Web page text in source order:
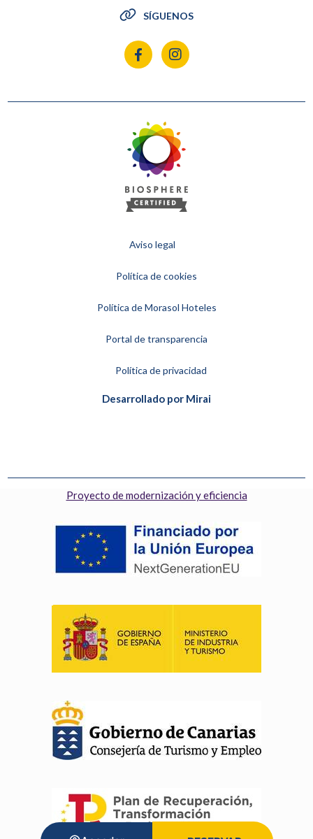
SÍGUENOS
Aviso legal
Política de cookies
Política de Morasol Hoteles
Portal de transparencia
Política de privacidad
Desarrollado por Mirai
Proyecto de modernización y eficiencia